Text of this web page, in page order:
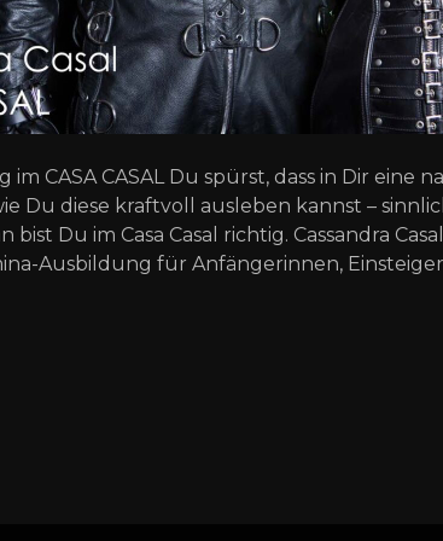
im CASA CASAL Du spürst, dass in Dir eine
Du diese kraftvoll ausleben kannst –
bist Du im Casa Casal richtig. Cassandra
Ausbildung für Anfängerinnen,